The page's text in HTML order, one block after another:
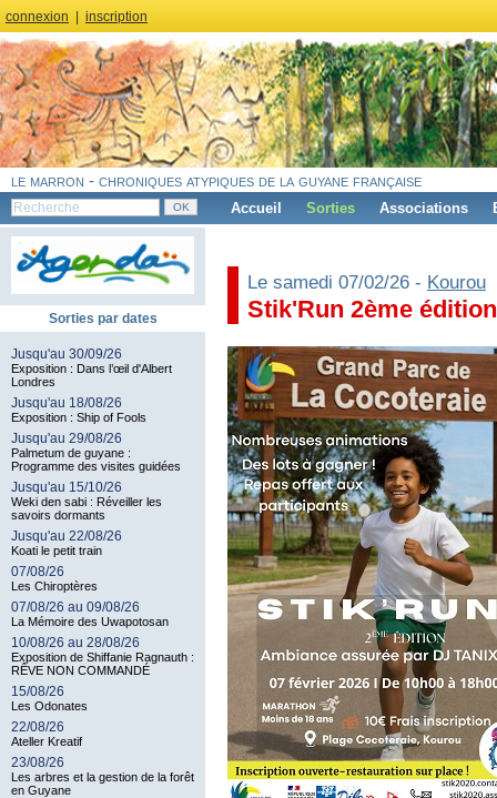
connexion inscription
le marron - chroniques atypiques de la guyane française
Accueil Sorties Associations
Sorties par dates
Jusqu'au 30/09/26
Exposition : Dans l’œil d'Albert
Londres
Jusqu'au 18/08/26
Exposition : Ship of Fools
Jusqu'au 29/08/26
Palmetum de guyane :
Programme des visites guidées
Jusqu'au 15/10/26
Weki den sabi : Réveiller les
savoirs dormants
Jusqu'au 22/08/26
Koati le petit train
07/08/26
Les Chiroptères
07/08/26 au 09/08/26
La Mémoire des Uwapotosan
10/08/26 au 28/08/26
Exposition de Shiffanie Ragnauth :
RÊVE NON COMMANDÉ
15/08/26
Les Odonates
22/08/26
Ateller Kreatif
23/08/26
Les arbres et la gestion de la forêt
en Guyane
Le samedi 07/02/26 - Kourou
Stik'Run 2ème édition